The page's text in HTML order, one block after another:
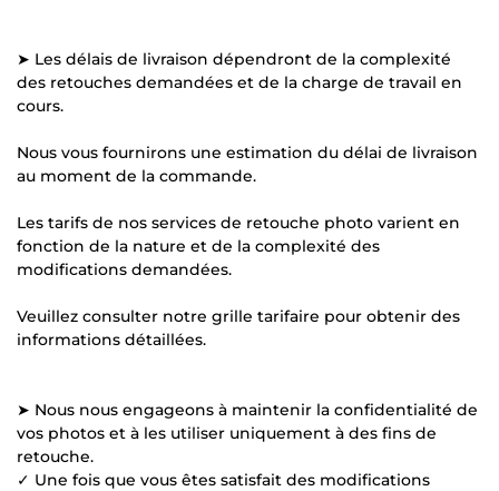
➤ Les délais de livraison dépendront de la complexité
des retouches demandées et de la charge de travail en
cours.
Nous vous fournirons une estimation du délai de livraison
au moment de la commande.
Les tarifs de nos services de retouche photo varient en
fonction de la nature et de la complexité des
modifications demandées.
Veuillez consulter notre grille tarifaire pour obtenir des
informations détaillées.
➤ Nous nous engageons à maintenir la confidentialité de
vos photos et à les utiliser uniquement à des fins de
retouche.
✓ Une fois que vous êtes satisfait des modifications